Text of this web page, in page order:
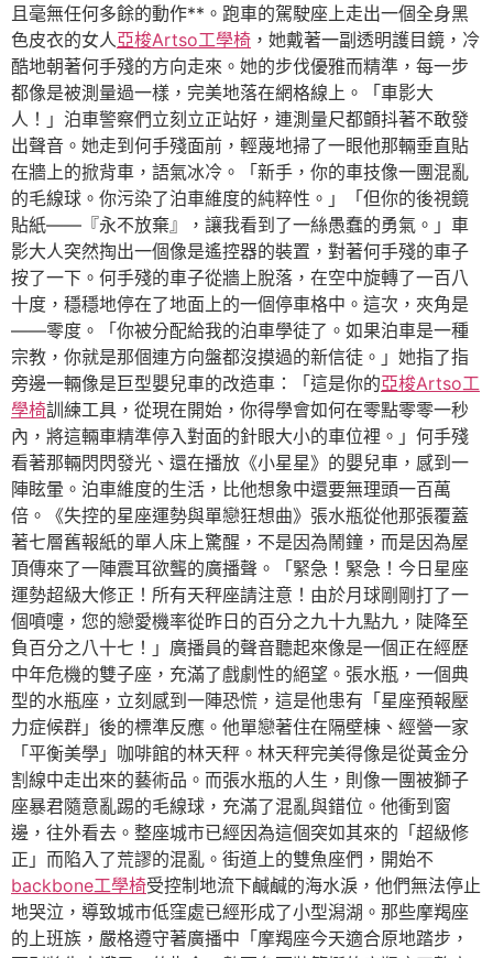
且毫無任何多餘的動作**。跑車的駕駛座上走出一個全身黑
色皮衣的女人亞梭Artso工學椅 ，她戴著一副透明護目鏡，冷
酷地朝著何手殘的方向走來。她的步伐優雅而精準，每一步
都像是被測量過一樣，完美地落在網格線上。「車影大
人！」泊車警察們立刻立正站好，連測量尺都顫抖著不敢發
出聲音。她走到何手殘面前，輕蔑地掃了一眼他那輛垂直貼
在牆上的掀背車，語氣冰冷。「新手，你的車技像一團混亂
的毛線球。你污染了泊車維度的純粹性。」「但你的後視鏡
貼紙——『永不放棄』，讓我看到了一絲愚蠢的勇氣。」車
影大人突然掏出一個像是遙控器的裝置，對著何手殘的車子
按了一下。何手殘的車子從牆上脫落，在空中旋轉了一百八
十度，穩穩地停在了地面上的一個停車格中。這次，夾角是
——零度。「你被分配給我的泊車學徒了。如果泊車是一種
宗教，你就是那個連方向盤都沒摸過的新信徒。」她指了指
旁邊一輛像是巨型嬰兒車的改造車：「這是你的亞梭Artso工
學椅訓練工具，從現在開始，你得學會如何在零點零零一秒
內，將這輛車精準停入對面的針眼大小的車位裡。」何手殘
看著那輛閃閃發光、還在播放《小星星》的嬰兒車，感到一
陣眩暈。泊車維度的生活，比他想象中還要無理頭一百萬
倍。《失控的星座運勢與單戀狂想曲》張水瓶從他那張覆蓋
著七層舊報紙的單人床上驚醒，不是因為鬧鐘，而是因為屋
頂傳來了一陣震耳欲聾的廣播聲。「緊急！緊急！今日星座
運勢超級大修正！所有天秤座請注意！由於月球剛剛打了一
個噴嚏，您的戀愛機率從昨日的百分之九十九點九，陡降至
負百分之八十七！」廣播員的聲音聽起來像是一個正在經歷
中年危機的雙子座，充滿了戲劇性的絕望。張水瓶，一個典
型的水瓶座，立刻感到一陣恐慌，這是他患有「星座預報壓
力症候群」後的標準反應。他單戀著住在隔壁棟、經營一家
「平衡美學」咖啡館的林天秤。林天秤完美得像是從黃金分
割線中走出來的藝術品。而張水瓶的人生，則像一團被獅子
座暴君隨意亂踢的毛線球，充滿了混亂與錯位。他衝到窗
邊，往外看去。整座城市已經因為這個突如其來的「超級修
正」而陷入了荒謬的混亂。街道上的雙魚座們，開始不
backbone工學椅受控制地流下鹹鹹的海水淚，他們無法停止
地哭泣，導致城市低窪處已經形成了小型潟湖。那些摩羯座
的上班族，嚴格遵守著廣播中「摩羯座今天適合原地踏步，